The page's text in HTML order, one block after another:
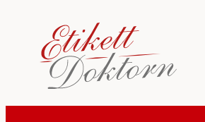
innehåll